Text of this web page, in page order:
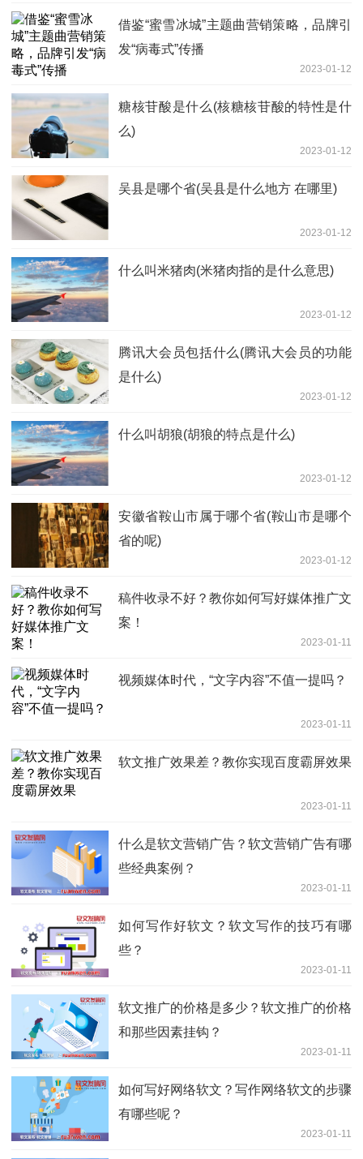
借鉴“蜜雪冰城”主题曲营销策略，品牌引
发“病毒式”传播
2023-01-12
糖核苷酸是什么(核糖核苷酸的特性是什
么)
2023-01-12
吴县是哪个省(吴县是什么地方 在哪里)
2023-01-12
什么叫米猪肉(米猪肉指的是什么意思)
2023-01-12
腾讯大会员包括什么(腾讯大会员的功能
是什么)
2023-01-12
什么叫胡狼(胡狼的特点是什么)
2023-01-12
安徽省鞍山市属于哪个省(鞍山市是哪个
省的呢)
2023-01-12
稿件收录不好？教你如何写好媒体推广文
案！
2023-01-11
视频媒体时代，“文字内容”不值一提吗？
2023-01-11
软文推广效果差？教你实现百度霸屏效果
2023-01-11
什么是软文营销广告？软文营销广告有哪
些经典案例？
2023-01-11
如何写作好软文？软文写作的技巧有哪
些？
2023-01-11
软文推广的价格是多少？软文推广的价格
和那些因素挂钩？
2023-01-11
如何写好网络软文？写作网络软文的步骤
有哪些呢？
2023-01-11